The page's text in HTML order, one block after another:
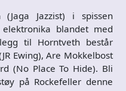
Jazzist) i spissen
blandet med
til Horntveth består
Ewing), Are Mokkelbost
(No Place To Hide). Bli
på Rockefeller denne